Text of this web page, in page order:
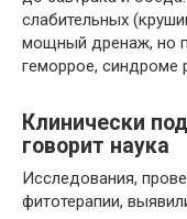
слабительных
мощный дренаж, но
геморрое, синдроме
Клинически
говорит наука
Исследования,
фитотерапии,